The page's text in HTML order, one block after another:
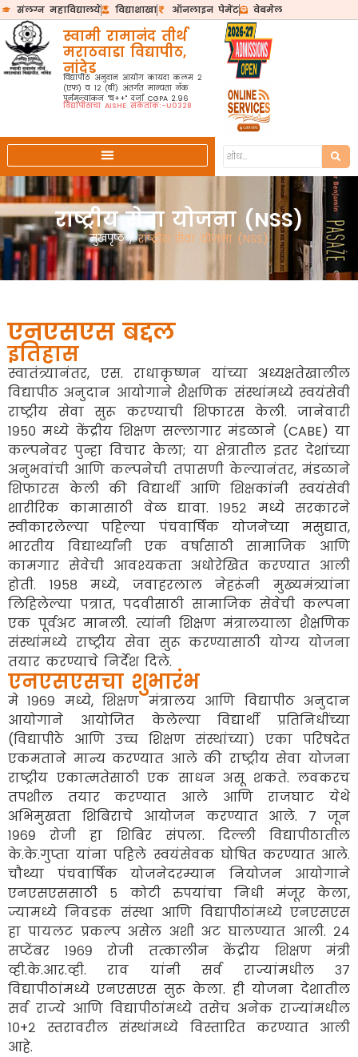
संलग्न महाविद्यालये विद्याशाखा ऑनलाइन पेमेंट वेबमेल
स्वामी रामानंद तीर्थ
मराठवाडा विद्यापीठ,
नांदेड
विद्यापीठ अनुदान आयोग कायदा कलम २
(एफ) व १२ (बी) अंतर्गत मान्यता नॅक
पुर्नमुल्यांकन "ब++" दर्जा CGPA 2.96
विद्यापीठाचा AISHE संकेतांक:-U0328
राष्ट्रीय सेवा योजना (NSS)
मुखपृष्ठ / राष्ट्रीय सेवा योजना (NSS)
एनएसएस बद्दल
इतिहास
स्वातंत्र्यानंतर, एस. राधाकृष्णन यांच्या अध्यक्षतेखालील
विद्यापीठ अनुदान आयोगाने शैक्षणिक संस्थांमध्ये स्वयंसेवी
राष्ट्रीय सेवा सुरू करण्याची शिफारस केली. जानेवारी
१९५० मध्ये केंद्रीय शिक्षण सल्लागार मंडळाने (CABE) या
कल्पनेवर पुन्हा विचार केला; या क्षेत्रातील इतर देशांच्या
अनुभवांची आणि कल्पनेची तपासणी केल्यानंतर, मंडळाने
शिफारस केली की विद्यार्थी आणि शिक्षकांनी स्वयंसेवी
शारीरिक कामासाठी वेळ द्यावा. १९५२ मध्ये सरकारने
स्वीकारलेल्या पहिल्या पंचवार्षिक योजनेच्या मसुद्यात,
भारतीय विद्यार्थ्यांनी एक वर्षासाठी सामाजिक आणि
कामगार सेवेची आवश्यकता अधोरेखित करण्यात आली
होती. १९५८ मध्ये, जवाहरलाल नेहरूंनी मुख्यमंत्र्यांना
लिहिलेल्या पत्रात, पदवीसाठी सामाजिक सेवेची कल्पना
एक पूर्वअट मानली. त्यांनी शिक्षण मंत्रालयाला शैक्षणिक
संस्थांमध्ये राष्ट्रीय सेवा सुरू करण्यासाठी योग्य योजना
तयार करण्याचे निर्देश दिले.
एनएसएसचा शुभारंभ
मे १९६९ मध्ये, शिक्षण मंत्रालय आणि विद्यापीठ अनुदान
आयोगाने आयोजित केलेल्या विद्यार्थी प्रतिनिधींच्या
(विद्यापीठे आणि उच्च शिक्षण संस्थांच्या) एका परिषदेत
एकमताने मान्य करण्यात आले की राष्ट्रीय सेवा योजना
राष्ट्रीय एकात्मतेसाठी एक साधन असू शकते. लवकरच
तपशील तयार करण्यात आले आणि राजघाट येथे
अभिमुखता शिबिराचे आयोजन करण्यात आले. ७ जून
१९६९ रोजी हा शिबिर संपला. दिल्ली विद्यापीठातील
के.के.गुप्ता यांना पहिले स्वयंसेवक घोषित करण्यात आले.
चौथ्या पंचवार्षिक योजनेदरम्यान नियोजन आयोगाने
एनएसएससाठी ५ कोटी रुपयांचा निधी मंजूर केला,
ज्यामध्ये निवडक संस्था आणि विद्यापीठांमध्ये एनएसएस
हा पायलट प्रकल्प असेल अशी अट घालण्यात आली. २४
सप्टेंबर १९६९ रोजी तत्कालीन केंद्रीय शिक्षण मंत्री
व्ही.के.आर.व्ही. राव यांनी सर्व राज्यांमधील ३७
विद्यापीठांमध्ये एनएसएस सुरू केला. ही योजना देशातील
सर्व राज्ये आणि विद्यापीठांमध्ये तसेच अनेक राज्यांमधील
१०+२ स्तरावरील संस्थांमध्ये विस्तारित करण्यात आली
आहे.